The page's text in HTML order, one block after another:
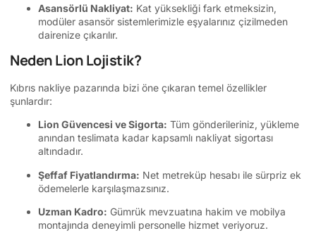
Asansörlü Nakliyat: Kat yüksekliği fark etmeksizin,
modüler asansör sistemlerimizle eşyalarınız çizilmeden
dairenize çıkarılır.
Neden Lion Lojistik?
Kıbrıs nakliye pazarında bizi öne çıkaran temel özellikler
şunlardır:
Lion Güvencesi ve Sigorta: Tüm gönderileriniz, yükleme
anından teslimata kadar kapsamlı nakliyat sigortası
altındadır.
Şeffaf Fiyatlandırma: Net metreküp hesabı ile sürpriz ek
ödemelerle karşılaşmazsınız.
Uzman Kadro: Gümrük mevzuatına hakim ve mobilya
montajında deneyimli personelle hizmet veriyoruz.